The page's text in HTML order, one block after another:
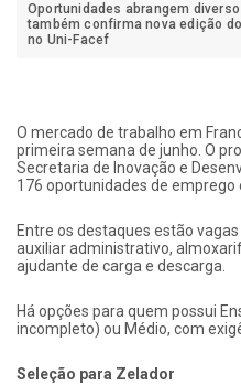
Oportunidades abrangem
também confirma nova edição do
no Uni-Facef
O mercado de trabalho em
primeira semana de junho. O
Secretaria de Inovação e
176 oportunidades de emprego
Entre os destaques estão
auxiliar administrativo,
ajudante de carga e descarga.
Há opções para quem possui
incompleto) ou Médio, com
Seleção para Zelador